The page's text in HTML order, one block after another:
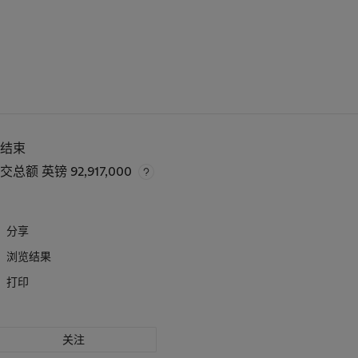
束
总额 英镑 92,917,000
分享
浏览结果
打印
关注